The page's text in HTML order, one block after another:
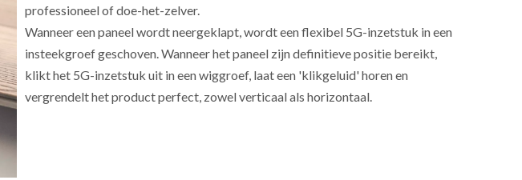
professioneel of doe-het-zelver.
Wanneer een paneel wordt neergeklapt, wordt een flexibel 5G-inzetstuk in een
insteekgroef geschoven. Wanneer het paneel zijn definitieve positie bereikt,
klikt het 5G-inzetstuk uit in een wiggroef, laat een 'klikgeluid' horen en
vergrendelt het product perfect, zowel verticaal als horizontaal.